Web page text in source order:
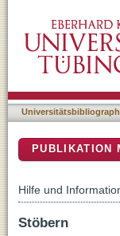
PUBLIKATION
Hilfe und
Stöbern